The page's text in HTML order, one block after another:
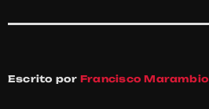
Escrito por Francisco Marambio